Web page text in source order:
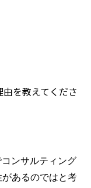
を教えてくださ
ンサルティング
あるのではと考